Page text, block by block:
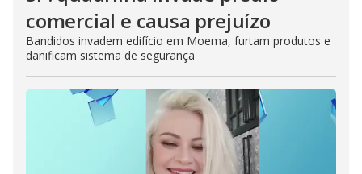
comercial e causa prejuízo
Bandidos invadem edifício em Moema, furtam produtos e
danificam sistema de segurança